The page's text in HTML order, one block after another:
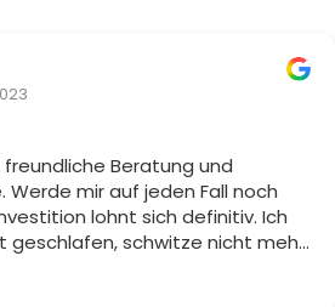
Beratung und
mir auf jeden Fall noch
lohnt sich definitiv. Ich
geschlafen, schwitze nicht mehr
sind Dank der Maulbeerseide
splissig. Herzlichen Dank